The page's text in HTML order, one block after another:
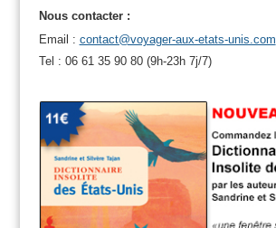
Nous contacter :
Email : contact@voyager-aux-etats-unis.com
Tel : 06 61 35 90 80 (9h-23h 7j/7)